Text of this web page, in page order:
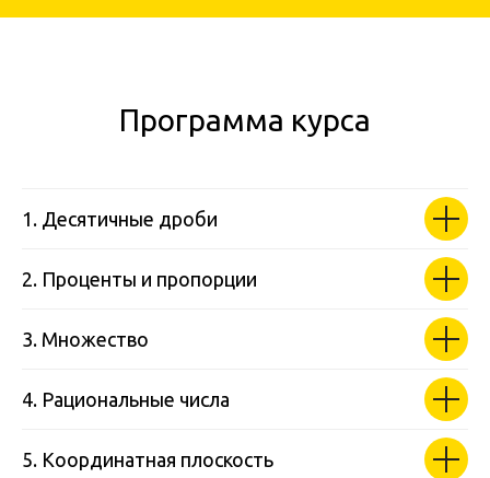
Программа курса
1. Десятичные дроби
2. Проценты и пропорции
3. Множество
4. Рациональные числа
5. Координатная плоскость